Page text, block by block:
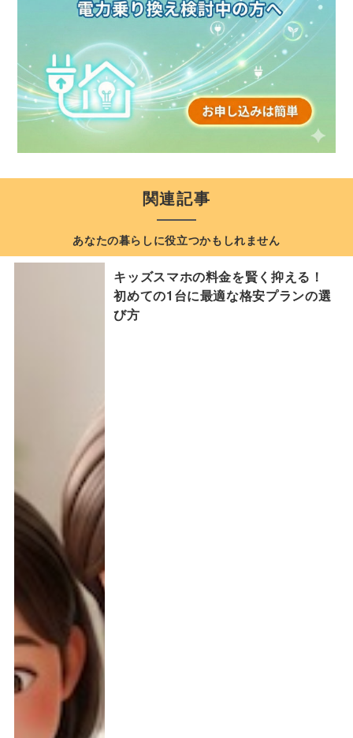
関連記事
あなたの暮らしに役立つかもしれません
キッズスマホの料金を賢く抑える！
初めての1台に最適な格安プランの選
び方